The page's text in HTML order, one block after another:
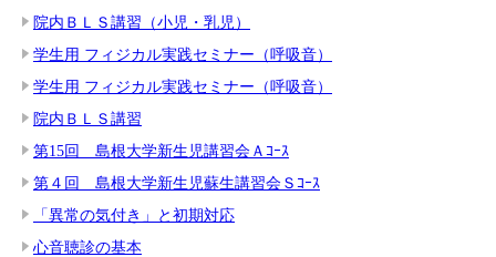
院内ＢＬＳ講習（小児・乳児）
学生用 フィジカル実践セミナー（呼吸音）
学生用 フィジカル実践セミナー（呼吸音）
院内ＢＬＳ講習
第15回 島根大学新生児講習会Ａｺｰｽ
第４回 島根大学新生児蘇生講習会Ｓｺｰｽ
「異常の気付き」と初期対応
心音聴診の基本